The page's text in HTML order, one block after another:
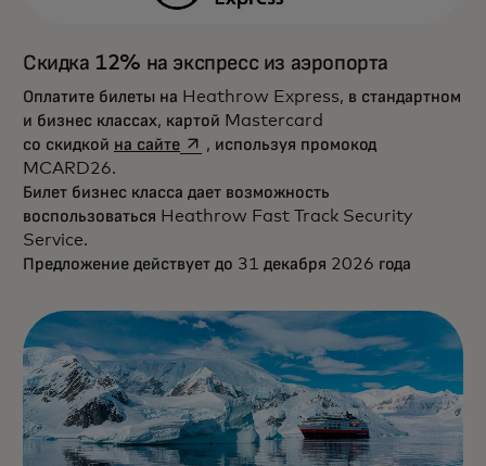
Скидка 12% на экспресс из аэропорта
Оплатите билеты на Heathrow Express, в стандартном
и бизнес классах, картой Mastercard
со скидкой на сайтеopens in a new tab
, используя промокод
MCARD26.
Билет бизнес класса дает возможность
воспользоваться Heathrow Fast Track Security
Service.
Предложение действует до 31 декабря 2026 года